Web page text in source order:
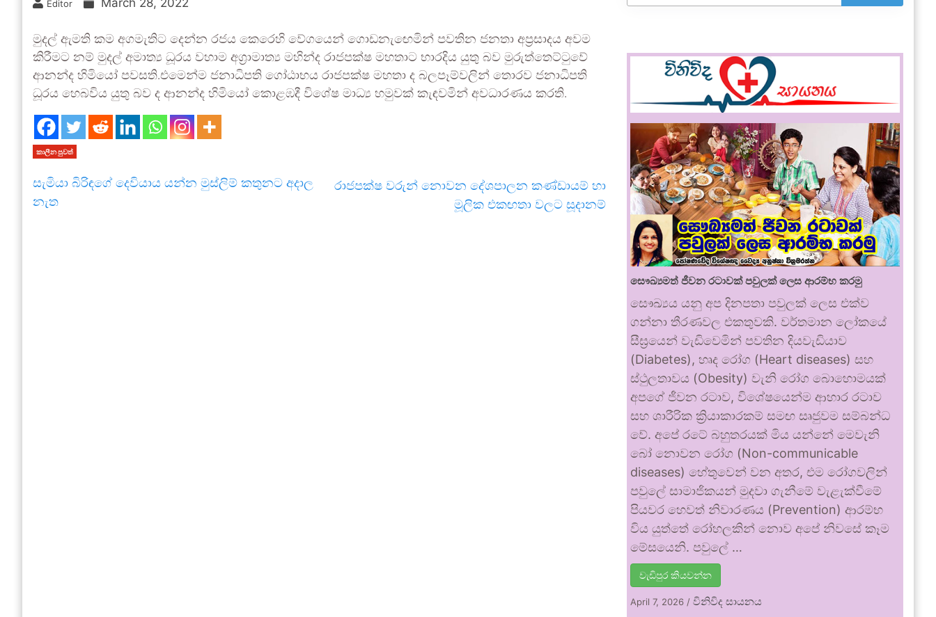
Editor March 28, 2022
මුදල් ඇමති කම අගමැතිට දෙන්න රජය කෙරෙහි වේගයෙන් ගොඩනැඟෙමින් පවතින ජනතා අප්‍රසාදය අවම
කිරීමට නම් මුදල් අමාත්‍ය ධූරය වහාම අග්‍රාමාත්‍ය මහින්ද රාජපක්ෂ මහතාට භාරදිය යුතු බව මුරුත්තෙට්ටුවේ
ආනන්ද හිමියෝ පවසති.එමෙන්ම ජනාධිපති ගෝඨාභය රාජපක්ෂ මහතා ද බලපෑම්වලින් තොරව ජනාධිපති
ධූරය හෙබවිය යුතු බව ද ආනන්ද හිමියෝ කොළඹදී විශේෂ මාධ්‍ය හමුවක් කැඳවමින් අවධාරණය කරති.
කාලීන පුවත්
සැමියා බිරිඳගේ දෙවියාය යන්න මුස්ලිම් කතුනට අදාල
නැත
රාජපක්ෂ වරුන් නොවන දේශපාලන කණ්ඩායම් හා
මූලික එකඟතා වලට සූදානම්
සෞඛ්‍යමත් ජීවන රටාවක් පවුලක් ලෙස ආරම්භ කරමු
සෞඛ්‍යය යනු අප දිනපතා පවුලක් ලෙස එක්ව
ගන්නා තීරණවල එකතුවකි. වර්තමාන ලෝකයේ
සීඝ්‍රයෙන් වැඩිවෙමින් පවතින දියවැඩියාව
(Diabetes), හෘද රෝග (Heart diseases) සහ
ස්ථුලතාවය (Obesity) වැනි රෝග බොහොමයක්
අපගේ ජීවන රටාව, විශේෂයෙන්ම ආහාර රටාව
සහ ශාරීරික ක්‍රියාකාරකම් සමඟ සෘජුවම සම්බන්ධ
වේ. අපේ රටේ බහුතරයක් මිය යන්නේ මෙවැනි
බෝ නොවන රෝග (Non-communicable
diseases) හේතුවෙන් වන අතර, එම රෝගවලින්
පවුලේ සාමාජිකයන් මුදවා ගැනීමේ වැළැක්වීමේ
පියවර හෙවත් නිවාරණය (Prevention) ආරම්භ
විය යුත්තේ රෝහලකින් නොව අපේ නිවසේ කෑම
මේසයෙනි. පවුලේ …
වැඩිපුර කියවන්න
April 7, 2026 /විනිවිද සායනය